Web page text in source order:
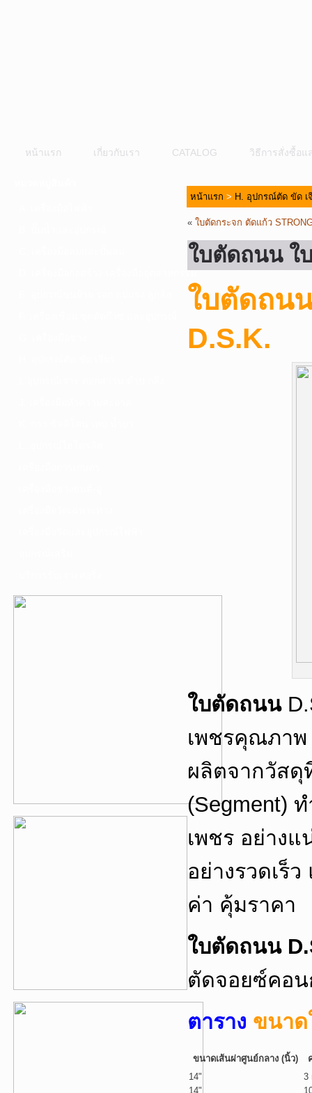
หน้าแรก เกี่ยวกับเรา CATALOG วิธีการสั่งซื้อแ
D. เครื่องมือก่อสร้าง-เครื่องมืออุตสาหกรรม
หน้าแรก > H. อุปกรณ์ตัด ขัด เ
« ใบตัดกระจก ตัดแก้ว
ใบตัดถนน ใ
ใบตัดถน
D.S.K.
ใบตัดถนน
เพชรคุณภาพ
ผลิตจากวัส
(Segment)
เพชร อย่าง
อย่างรวดเร็
ค่า คุ้มราคา
ใบตัดถนน
ตัดจอยซ์คอ
ตาราง ขนาด
ขนาดเส้นผ่าศูนย์กลาง (นิ้ว)
14"
3
14"